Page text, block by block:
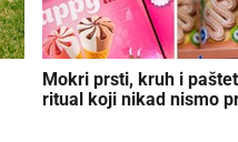
Mokri prsti, kruh i
ritual koji nikad nismo